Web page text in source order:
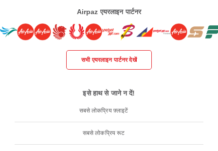
Airpaz एयरलाइन पार्टनर
सभी एयरलाइन पार्टनर देखें
इसे हाथ से जाने न दें!
सबसे लोकप्रिय फ़्लाइटें
सबसे लोकप्रिय रूट